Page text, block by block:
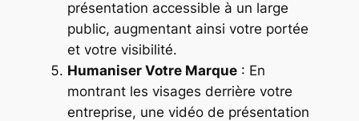
présentation accessible à un large
public, augmentant ainsi votre portée
et votre visibilité.
Humaniser Votre Marque: En
montrant les visages derrière votre
entreprise, une vidéo de présentation